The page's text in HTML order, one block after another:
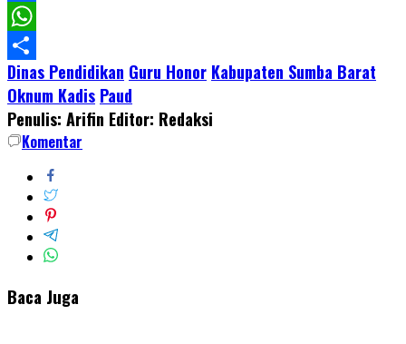
Facebook
WhatsApp
Share
Dinas Pendidikan Guru Honor Kabupaten Sumba Barat
Oknum Kadis Paud
Penulis: Arifin Editor: Redaksi
Komentar
Baca Juga